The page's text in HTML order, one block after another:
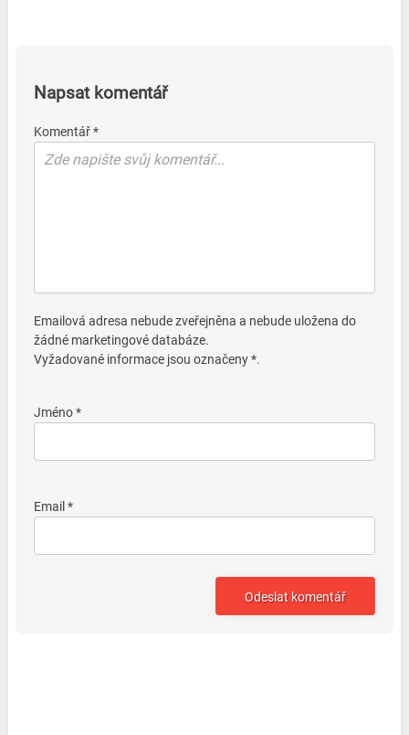
Napsat komentář
Komentář *
Emailová adresa nebude zveřejněna a nebude uložena do
žádné marketingové databáze.
Vyžadované informace jsou označeny *.
Jméno *
Email *